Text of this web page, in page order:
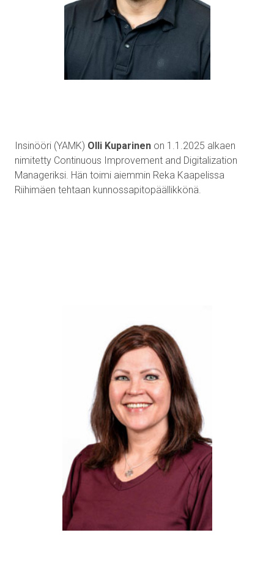
Insinööri (YAMK) Olli Kuparinen on 1.1.2025 alkaen
nimitetty Continuous Improvement and Digitalization
Manageriksi. Hän toimi aiemmin Reka Kaapelissa
Riihimäen tehtaan kunnossapitopäällikkönä.